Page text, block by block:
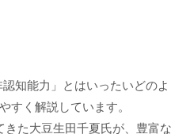
知能力」とはいったいどのよ
く解説しています。
た大豆生田千夏氏が、豊富な